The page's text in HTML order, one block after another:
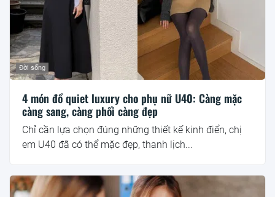
Đời sống
4 món đồ quiet luxury cho phụ nữ U40: Càng mặc
càng sang, càng phối càng đẹp
Chỉ cần lựa chọn đúng những thiết kế kinh điển, chị
em U40 đã có thể mặc đẹp, thanh lịch...